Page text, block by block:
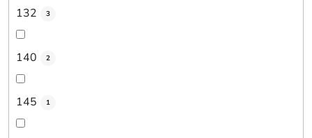
132 3
140 2
145 1